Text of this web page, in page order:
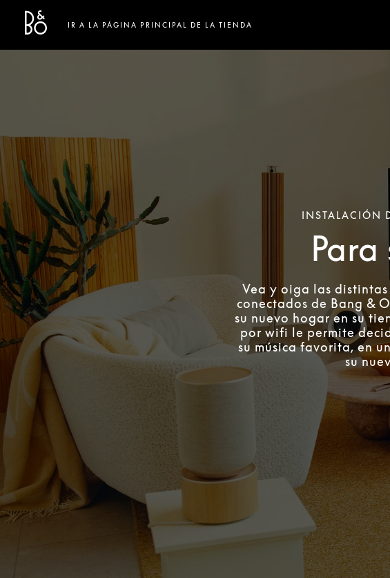
Bang & Olufsen - Exist to create
Link Opens in New Tab
IR A LA PÁGINA PRINCIPAL DE LA TIENDA
INSTALACIÓN
Vea y oiga las
conectados de Bang &
su nuevo hogar en su
por wifi le permite
su música favorita, en
su